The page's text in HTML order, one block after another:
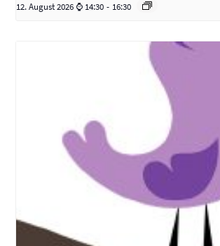
12. August 2026 ⌚ 14:30 - 16:30